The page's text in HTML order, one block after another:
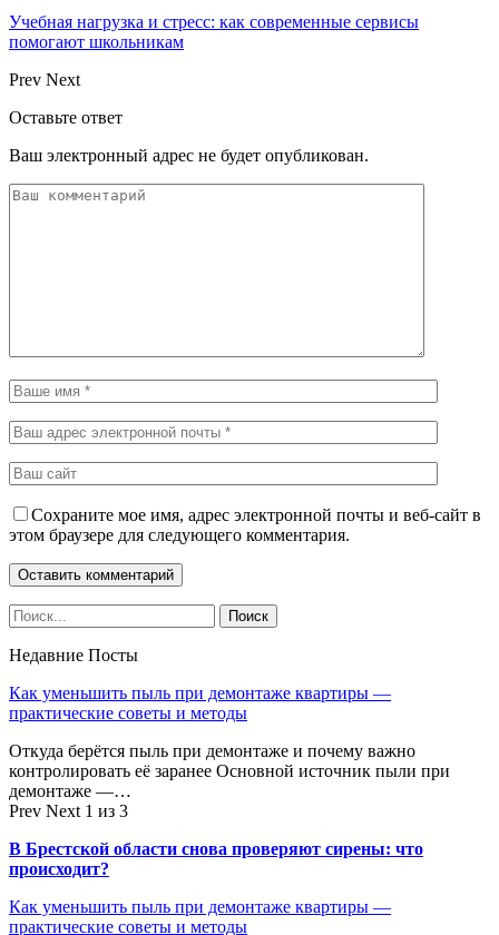
Учебная нагрузка и стресс: как современные сервисы
помогают школьникам
Prev Next
Оставьте ответ
Ваш электронный адрес не будет опубликован.
Сохраните мое имя, адрес электронной почты и веб-сайт в
этом браузере для следующего комментария.
Недавние Посты
Как уменьшить пыль при демонтаже квартиры —
практические советы и методы
Откуда берётся пыль при демонтаже и почему важно
контролировать её заранее Основной источник пыли при
демонтаже —…
Prev Next 1 из 3
В Брестской области снова проверяют сирены: что
происходит?
Как уменьшить пыль при демонтаже квартиры —
практические советы и методы